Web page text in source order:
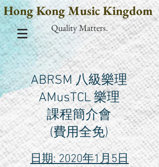
Hong Kong Music Kingdom
Quality Matters.
ABRSM 八級樂理
AMusTCL 樂理
課程簡介會
(費用全免)
日期: 2020年1月5日